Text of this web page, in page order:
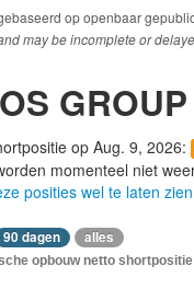
op openbaar
may be incomplete or
GROUP
op Aug. 9, 2026:
momenteel niet
posities wel te laten zien
90 dagen alles
opbouw netto shortpositie